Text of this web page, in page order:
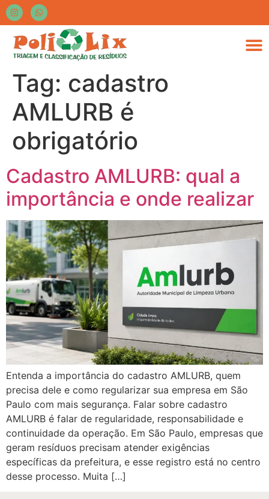
Tag: cadastro
AMLURB é
obrigatório
Cadastro AMLURB: qual a
importância e onde realizar
Entenda a importância do cadastro AMLURB, quem
precisa dele e como regularizar sua empresa em São
Paulo com mais segurança. Falar sobre cadastro
AMLURB é falar de regularidade, responsabilidade e
continuidade da operação. Em São Paulo, empresas que
geram resíduos precisam atender exigências
específicas da prefeitura, e esse registro está no centro
desse processo. Muita […]